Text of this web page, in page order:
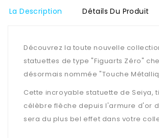
La Description Détails Du Produit
Découvrez la toute nouvelle
statuettes de type "Figuarts Zéro"
désormais nommée "Touche
Cette incroyable statuette de Seiya,
célèbre flèche depuis l'armure d'or
sera du plus bel effet dans votre